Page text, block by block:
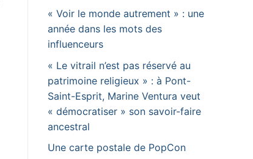
« Voir le monde autrement » : une
année dans les mots des
influenceurs
« Le vitrail n’est pas réservé au
patrimoine religieux » : à Pont-
Saint-Esprit, Marine Ventura veut
« démocratiser » son savoir-faire
ancestral
Une carte postale de PopCon